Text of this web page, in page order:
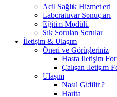
Acil Sağlık Hizmetleri
Laboratuvar Sonuçları
Eğitim Modülü
Sık Sorulan Sorular
İletişim & Ulaşım
Öneri ve Görüşleriniz
Hasta İletişim
Çalışan İletişim
Ulaşım
Nasıl Gidilir ?
Harita